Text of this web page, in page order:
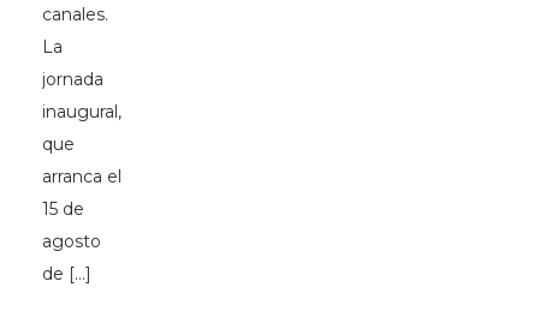
canales.
La
jornada
inaugural,
que
arranca el
15 de
agosto
de […]